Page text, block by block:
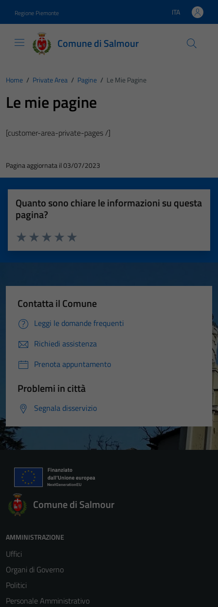
Regione Piemonte Lingua attiva:
ITA
Comune di Salmour
Home / Private Area / Pagine / Le Mie Pagine
Le mie pagine
[customer-area-private-pages /]
Pagina aggiornata il 03/07/2023
Quanto sono chiare le informazioni su questa
pagina?
Valuta 5 stelle su 5
Valuta 4 stelle su 5
Valuta 3 stelle su 5
Valuta 2 stelle su 5
Valuta 1 stelle su 5
Contatta il Comune
Leggi le domande frequenti
Richiedi assistenza
Prenota appuntamento
Problemi in città
Segnala disservizio
Comune di Salmour
AMMINISTRAZIONE
Uffici
Organi di Governo
Politici
Personale Amministrativo